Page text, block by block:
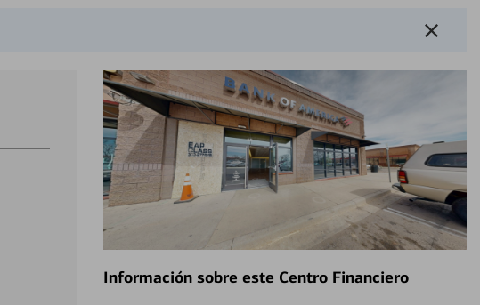
Información sobre este Centro Financiero